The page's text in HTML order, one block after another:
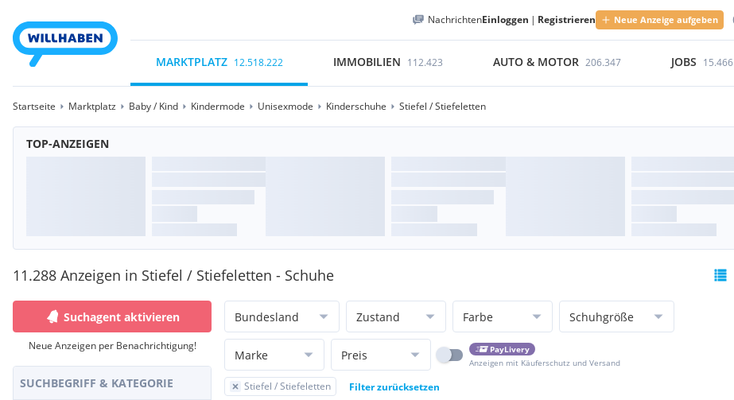
NachrichtenEinloggen | Registrieren Neue Anzeige aufgeben
MARKTPLATZ 12.518.222 IMMOBILIEN 112.423 AUTO & MOTOR 206.347 JOBS 15.466
Startseite Marktplatz Baby / Kind Kindermode Unisexmode Kinderschuhe Stiefel / Stiefeletten
TOP-ANZEIGEN
11.288 Anzeigen in Stiefel / Stiefeletten - Schuhe
Suchagent aktivieren
Neue Anzeigen per Benachrichtigung!
SUCHBEGRIFF & KATEGORIE
Bundesland Zustand Farbe Schuhgröße
Marke Preis
PayLivery
Anzeigen mit Käuferschutz und Versand
Stiefel / Stiefeletten Filter zurücksetzen